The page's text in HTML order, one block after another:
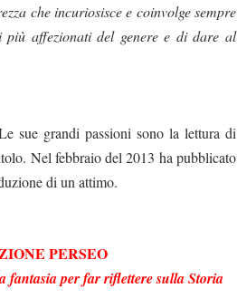
che incuriosisce e coinvolge sempre
affezionati del genere e di dare al
sue grandi passioni sono la lettura di
Nel febbraio del 2013 ha pubblicato
di un attimo.
PERSEO
fantasia per far riflettere sulla Storia